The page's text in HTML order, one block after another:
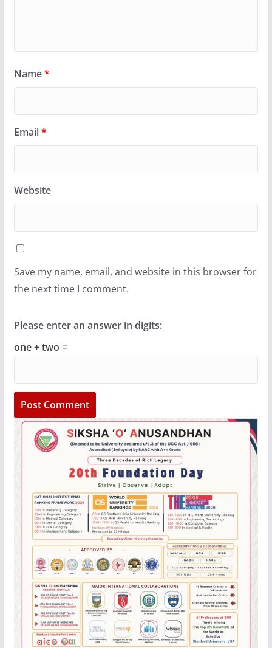
Name*
Email*
Website
Save my name, email, and website in this browser for
the next time I comment.
Please enter an answer in digits:
one + two =